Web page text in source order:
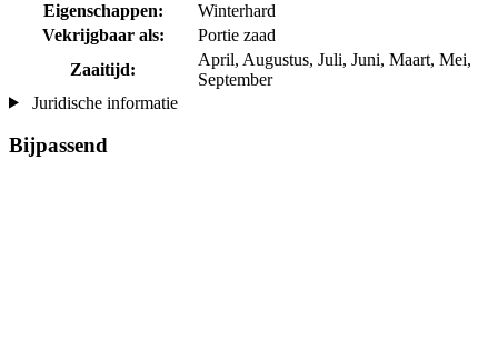
Eigenschappen:
Winterhard
Vekrijgbaar als:
Portie zaad
Zaaitijd:
April, Augustus, Juli, Juni, Maart, Mei,
September
Juridische informatie
Bijpassend